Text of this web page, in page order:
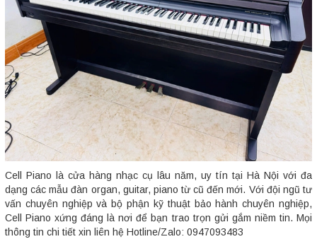
Cell Piano là cửa hàng nhạc cụ lâu năm, uy tín tại Hà Nội với đa
dạng các mẫu đàn organ, guitar, piano từ cũ đến mới. Với đội ngũ tư
vấn chuyên nghiệp và bộ phận kỹ thuật bảo hành chuyên nghiệp,
Cell Piano xứng đáng là nơi để bạn trao trọn gửi gắm niềm tin. Mọi
thông tin chi tiết xin liên hệ Hotline/Zalo: 0947093483